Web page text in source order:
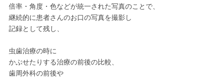
倍率・角度・色などが統一された写真のことで、
継続的に患者さんのお口の写真を撮影し
記録として残し、
虫歯治療の時に
かぶせたりする治療の前後の比較、
歯周外科の前後や